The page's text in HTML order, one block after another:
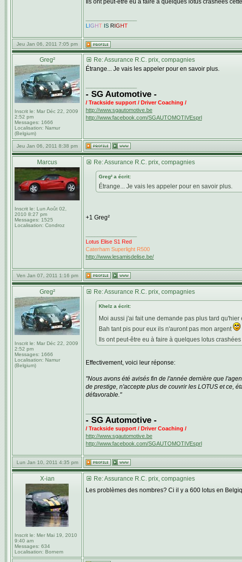
Ils ont peut-être eu à faire à quelques lotus crashées
L IGHT IS RIGHT
Jeu Jan 06, 2011 7:05 pm
Greg²
Inscrit le: Mar Déc 22, 2009
2:52 pm
Messages: 1666
Localisation: Namur
(Belgium)
Re: Assurance R.C. prix, compagnies
Étrange... Je vais les appeler pour en savoir plus.
- SG Automotive -
/ Trackside support / Driver Coaching /
http://www.sgautomotive.be
http://www.facebook.com/SGAUTOMOTIVEsprl
Jeu Jan 06, 2011 8:38 pm
Marcus
Inscrit le: Lun Août 02,
2010 8:27 pm
Messages: 1525
Localisation: Condroz
Re: Assurance R.C. prix, compagnies
Greg² a écrit:
Étrange... Je vais les appeler pour en savoir plus.
+1 Greg²
Lotus Elise S1 Red
Caterham Superlight R500
http://www.lesamisdelise.be/
Ven Jan 07, 2011 1:16 pm
Greg²
Inscrit le: Mar Déc 22, 2009
2:52 pm
Messages: 1666
Localisation: Namur
(Belgium)
Re: Assurance R.C. prix, compagnies
Khelz a écrit:
Moi aussi j'ai fait une demande pas plus tard
Bah tant pis pour eux ils n'auront pas mon argent
Ils ont peut-être eu à faire à quelques lotus
Effectivement, voici leur réponse:
"Nous avons été avisés fin de l'année dernière que
de prestige, n'accepte plus de couvrir les LOTUS et ce,
défavorable."
- SG Automotive -
/ Trackside support / Driver Coaching /
http://www.sgautomotive.be
http://www.facebook.com/SGAUTOMOTIVEsprl
Lun Jan 10, 2011 4:35 pm
X-ian
Inscrit le: Mer Mai 19, 2010
9:40 am
Messages: 634
Localisation: Bornem
Re: Assurance R.C. prix, compagnies
Les problèmes des nombres? Ci il y a 600 lotus en